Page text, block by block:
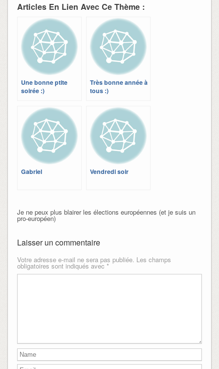
Articles En Lien Avec Ce Thème :
Une bonne ptite
soirée :)
Très bonne année à
tous :)
Gabriel Vendredi soir
Je ne peux plus blairer les élections européennes (et je suis un
pro-européen)
Laisser un commentaire
Votre adresse e-mail ne sera pas publiée. Les champs
obligatoires sont indiqués avec *